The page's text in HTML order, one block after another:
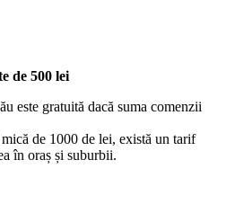
de 500 lei
este gratuită dacă suma comenzii
de 1000 de lei, există un tarif
în oraș și suburbii.